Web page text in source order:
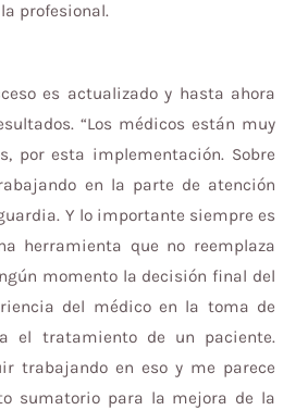
profesional.
es actualizado y hasta ahora
“Los médicos están muy
por esta implementación. Sobre
en la parte de atención
Y lo importante siempre es
herramienta que no reemplaza
momento la decisión final del
del médico en la toma de
el tratamiento de un paciente.
trabajando en eso y me parece
sumatorio para la mejora de la